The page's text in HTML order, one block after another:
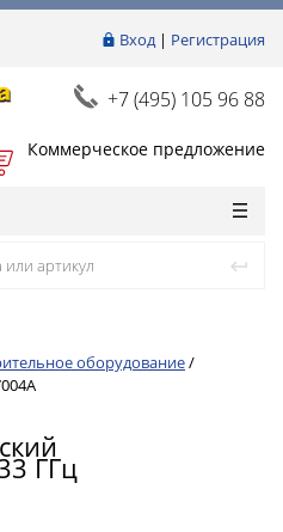
Вход| Регистрация
+7 (495) 105 96 88
Коммерческое предложение
оборудование/
ГГц